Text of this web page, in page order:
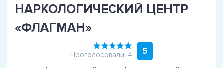
НАРКОЛОГИЧЕСКИЙ ЦЕНТР
«ФЛАГМАН»
Проголосовали: 4 5